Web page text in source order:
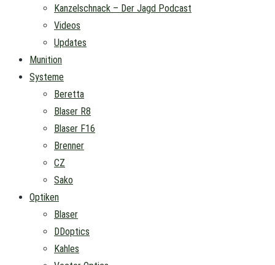
Kanzelschnack – Der Jagd Podcast
Videos
Updates
Munition
Systeme
Beretta
Blaser R8
Blaser F16
Brenner
CZ
Sako
Optiken
Blaser
DDoptics
Kahles